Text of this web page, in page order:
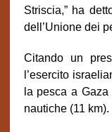
Striscia,” ha
dell’Unione dei
Citando un
l’esercito
la pesca a
nautiche (11 km).